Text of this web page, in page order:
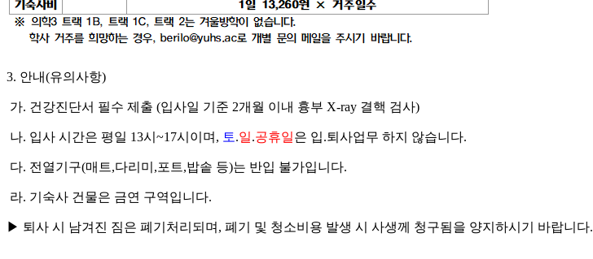
3. 안내(유의사항)
가. 건강진단서 필수 제출 (입사일 기준 2개월 이내 흉부 X-ray 결핵 검사)
나. 입사 시간은 평일 13시~17시이며, 토.일.공휴일은 입.퇴사업무 하지 않습니다.
다. 전열기구(매트,다리미,포트,밥솥 등)는 반입 불가입니다.
라. 기숙사 건물은 금연 구역입니다.
▶ 퇴사 시 남겨진 짐은 폐기처리되며, 폐기 및 청소비용 발생 시 사생께 청구됨을 양지하시기 바랍니다.